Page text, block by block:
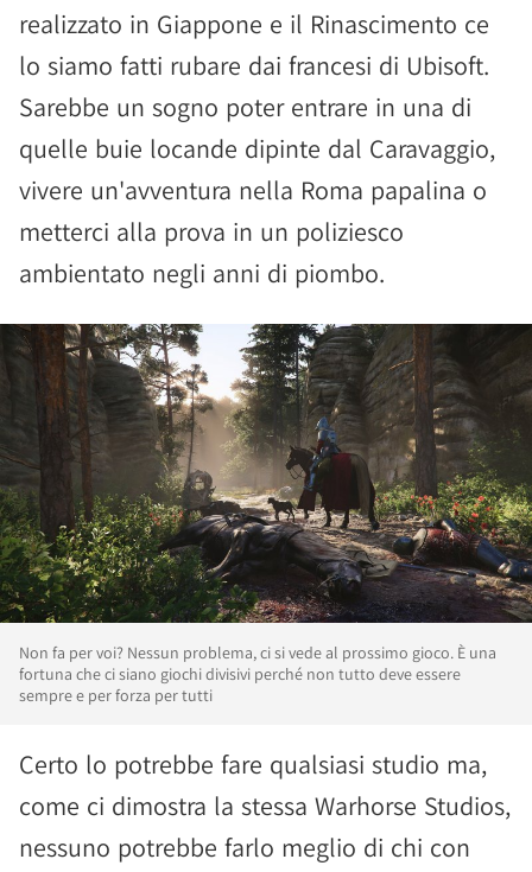
realizzato in Giappone e il Rinascimento ce
lo siamo fatti rubare dai francesi di Ubisoft.
Sarebbe un sogno poter entrare in una di
quelle buie locande dipinte dal Caravaggio,
vivere un'avventura nella Roma papalina o
metterci alla prova in un poliziesco
ambientato negli anni di piombo.
Non fa per voi? Nessun problema, ci si vede al prossimo gioco. È una
fortuna che ci siano giochi divisivi perché non tutto deve essere
sempre e per forza per tutti
Certo lo potrebbe fare qualsiasi studio ma,
come ci dimostra la stessa Warhorse Studios,
nessuno potrebbe farlo meglio di chi con